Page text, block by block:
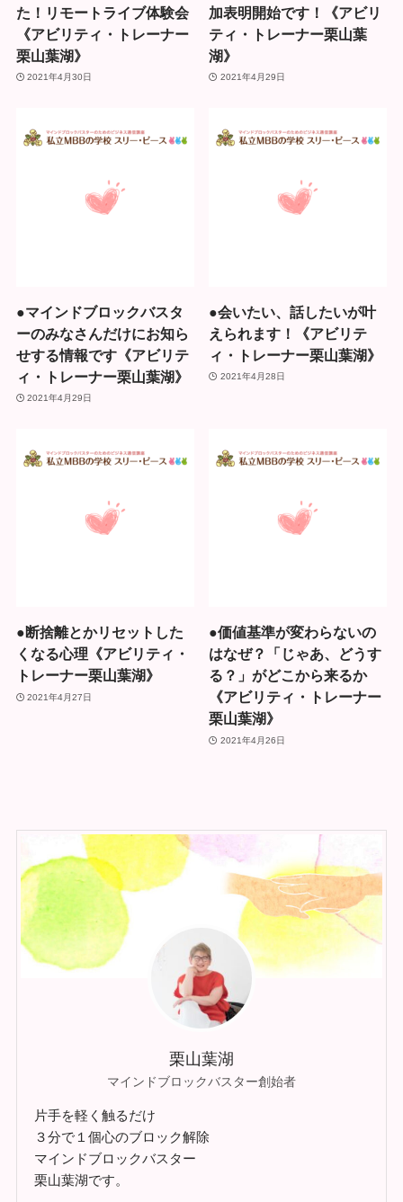
た！リモートライブ体験会
《アビリティ・トレーナー
栗山葉湖》
2021年4月30日
加表明開始です！《アビリ
ティ・トレーナー栗山葉
湖》
2021年4月29日
●マインドブロックバスタ
ーのみなさんだけにお知ら
せする情報です《アビリテ
ィ・トレーナー栗山葉湖》
2021年4月29日
●会いたい、話したいが叶
えられます！《アビリテ
ィ・トレーナー栗山葉湖》
2021年4月28日
●断捨離とかリセットした
くなる心理《アビリティ・
トレーナー栗山葉湖》
2021年4月27日
●価値基準が変わらないの
はなぜ？「じゃあ、どうす
る？」がどこから来るか
《アビリティ・トレーナー
栗山葉湖》
2021年4月26日
栗山葉湖
マインドブロックバスター創始者
片手を軽く触るだけ
３分で１個心のブロック解除
マインドブロックバスター
栗山葉湖です。